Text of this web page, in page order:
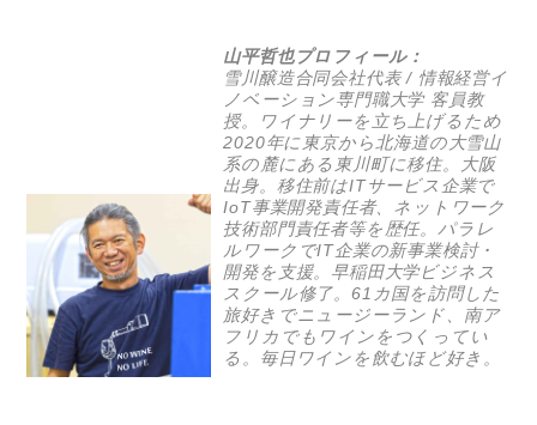
山平哲也プロフィール：
雪川醸造合同会社代表 / 情報経営イ
ノベーション専門職大学 客員教
授。ワイナリーを立ち上げるため
2020年に東京から北海道の大雪山
系の麓にある東川町に移住。大阪
出身。移住前はITサービス企業で
IoT事業開発責任者、ネットワーク
技術部門責任者等を歴任。パラレ
ルワークでIT企業の新事業検討・
開発を支援。早稲田大学ビジネス
スクール修了。61カ国を訪問した
旅好きでニュージーランド、南ア
フリカでもワインをつくってい
る。毎日ワインを飲むほど好き。